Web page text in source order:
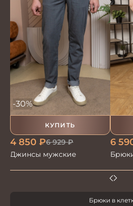
КУПИТЬ
-30%
4 850 ₽6 929₽
Джинсы мужские
6
Брюки в